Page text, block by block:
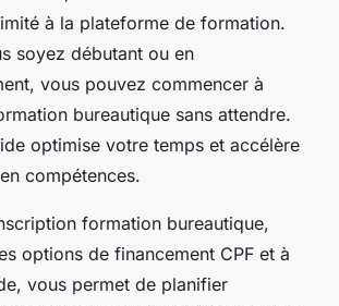
à la plateforme de formation.
soyez débutant ou en
vous pouvez commencer à
bureautique sans attendre.
optimise votre temps et accélère
compétences.
formation bureautique,
options de financement CPF et à
vous permet de planifier